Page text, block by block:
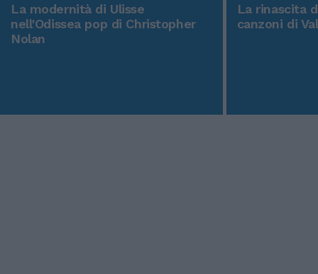
La modernità di Ulisse
nell'Odissea pop di Christopher
Nolan
La rinascita
canzoni di